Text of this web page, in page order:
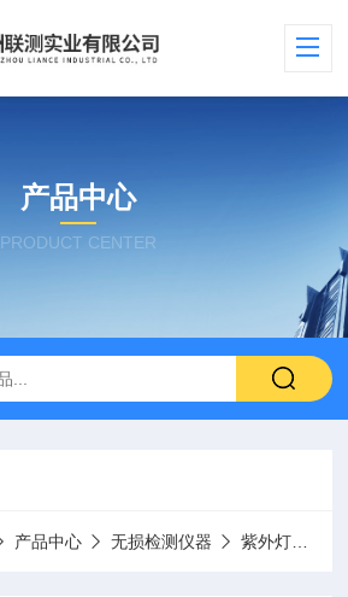
产品中心
PRODUCT CENTER
产品中心 无损检测仪器 紫外灯